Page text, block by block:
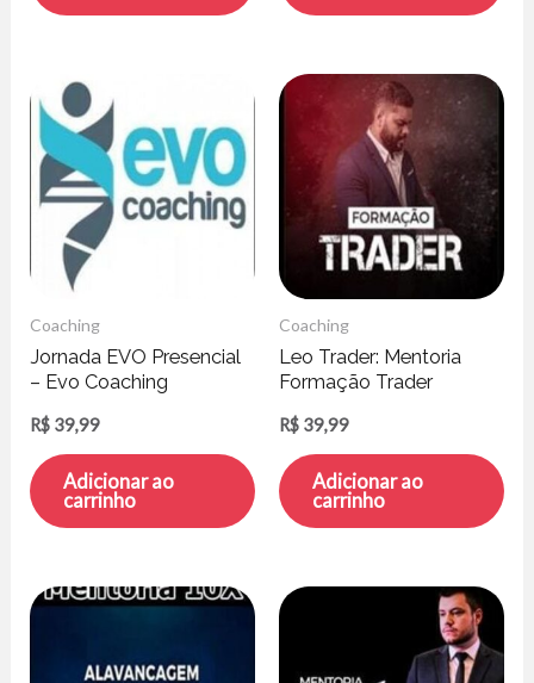
Coaching
Jornada EVO Presencial
– Evo Coaching
R$ 39,99
Adicionar ao
carrinho
Coaching
Leo Trader: Mentoria
Formação Trader
R$ 39,99
Adicionar ao
carrinho